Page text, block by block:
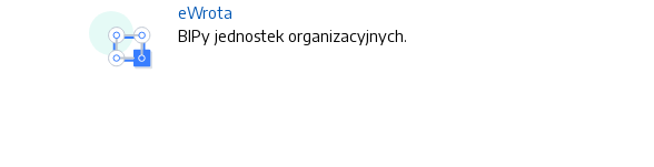
eWrota
BIPy jednostek organizacyjnych.